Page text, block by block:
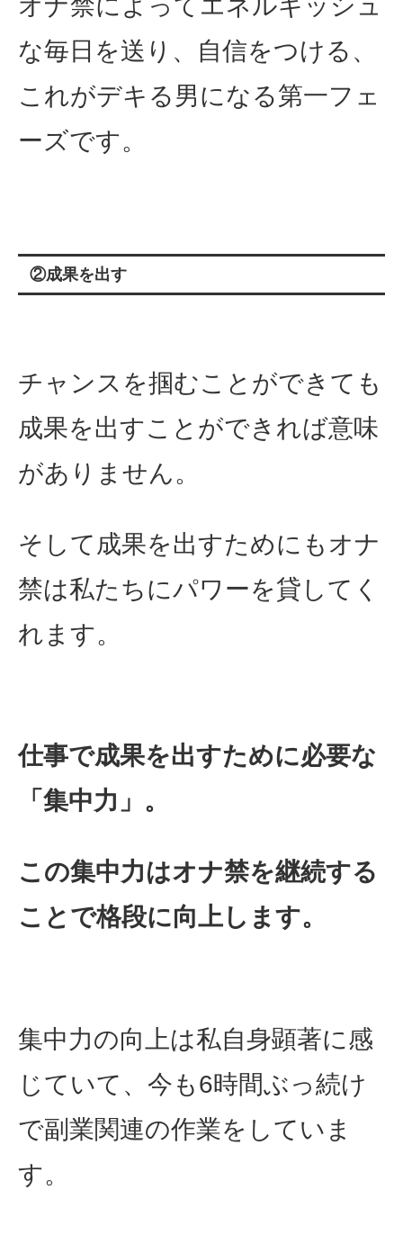
オナ禁によってエネルギッシュ
な毎日を送り、自信をつける、
これがデキる男になる第一フェ
ーズです。
②成果を出す
チャンスを掴むことができても
成果を出すことができれば意味
がありません。
そして成果を出すためにもオナ
禁は私たちにパワーを貸してく
れます。
仕事で成果を出すために必要な
「集中力」。
この集中力はオナ禁を継続する
ことで格段に向上します。
集中力の向上は私自身顕著に感
じていて、今も6時間ぶっ続け
で副業関連の作業をしていま
す。